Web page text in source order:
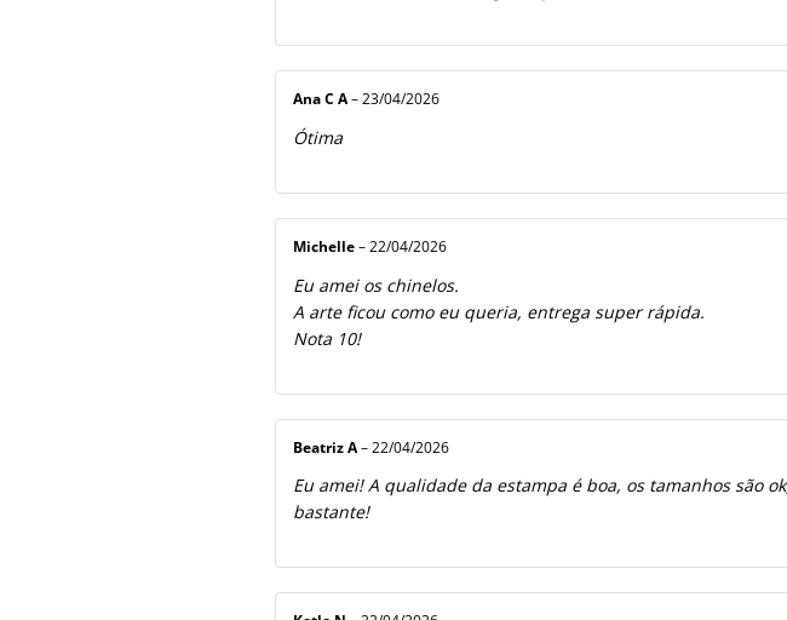
Ana C A– 23/04/2026
Ótima
Michelle – 22/04/2026
Eu amei os chinelos.
A arte ficou como eu queria, entrega super rápida.
Nota 10!
Beatriz A – 22/04/2026
Eu amei! A qualidade da estampa é boa, os tamanhos são
bastante!